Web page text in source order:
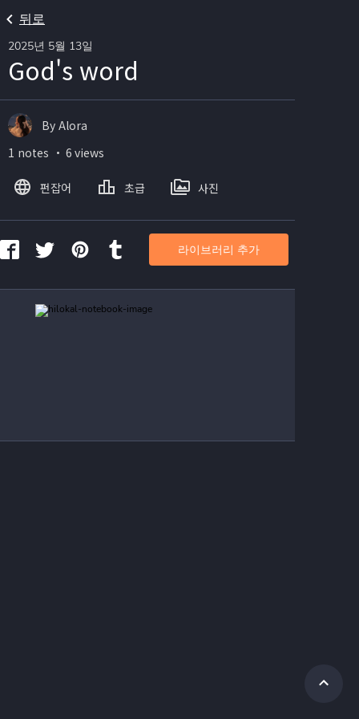
뒤로
2025년 5월 13일
God's word
By Alora
1 notes ・ 6 views
펀잡어 초급 사진
라이브러리 추가